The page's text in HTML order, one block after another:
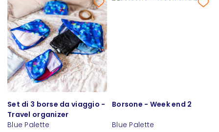
Set di 3 borse da viaggio -
Travel organizer
Blue Palette
Borsone - Week end 2
Blue Palette